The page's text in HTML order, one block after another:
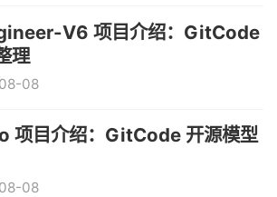
V6 项目介绍：GitCode
理
08
目介绍：GitCode 开源模型
08